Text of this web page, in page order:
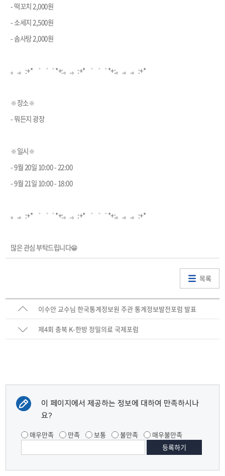
- 떡꼬치 2,000원
- 소세지 2,500원
- 솜사탕 2,000원
。.。:+* ゜ ゜゜ *+:。.。:+* ゜ ゜゜ *+:。.。.。:+*
🔆장소🔆
- 뭐든지 광장
🔆일시🔆
- 9월 20일 10:00 - 22:00
- 9월 21일 10:00 - 18:00
。.。:+* ゜ ゜゜ *+:。.。:+* ゜ ゜゜ *+:。.。.。:+*
많은 관심 부탁드립니다😁
목록
이수안 교수님 한국통계정보원 주관 통계정보발전포럼 발표
제4회 충북 K-한방 정밀의료 국제포럼
이 페이지에서 제공하는 정보에 대하여 만족하시나
요?
매우만족 만족 보통 불만족 매우불만족